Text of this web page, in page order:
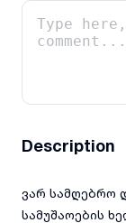
Description
ვარ სამღებრო
სამუშაოების